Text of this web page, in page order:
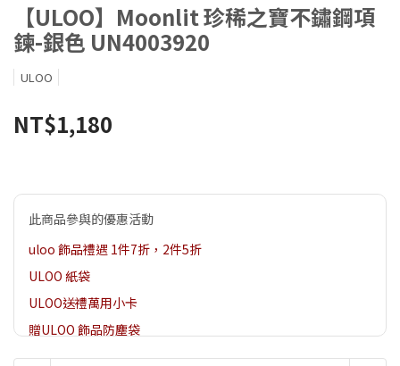
【ULOO】Moonlit 珍稀之寶不鏽鋼項
鍊-銀色 UN4003920
ULOO
NT$1,180
此商品參與的優惠活動
uloo 飾品禮遇 1件7折，2件5折
ULOO 紙袋
ULOO送禮萬用小卡
贈ULOO 飾品防塵袋
贈ULOO 項鍊/手鍊飾品盒